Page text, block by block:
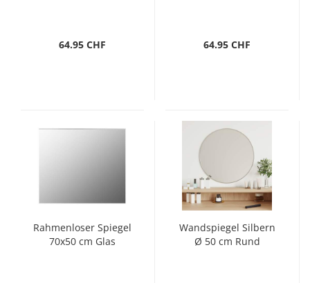
64.95 CHF 64.95 CHF
Rahmenloser Spiegel
70x50 cm Glas
Wandspiegel Silbern
Ø 50 cm Rund